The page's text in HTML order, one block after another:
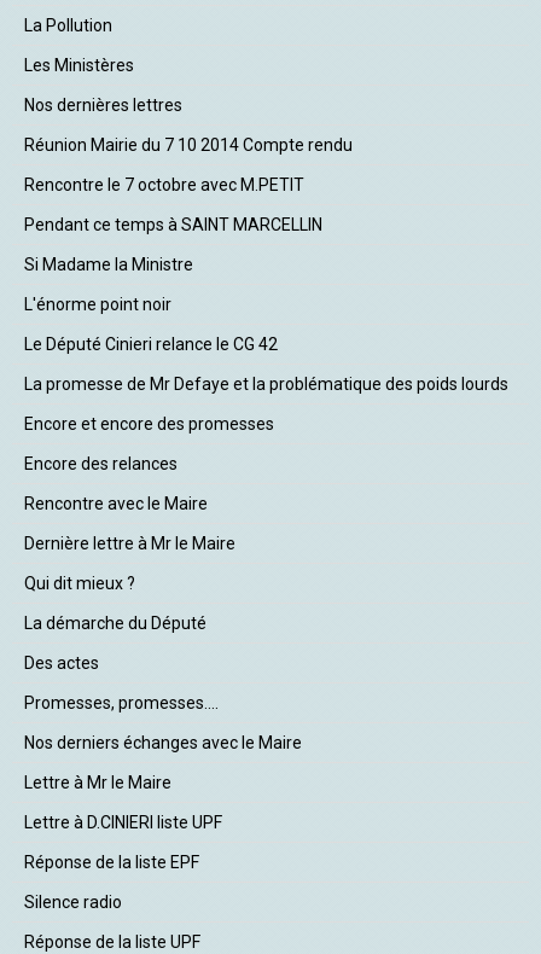
La Pollution
Les Ministères
Nos dernières lettres
Réunion Mairie du 7 10 2014 Compte rendu
Rencontre le 7 octobre avec M.PETIT
Pendant ce temps à SAINT MARCELLIN
Si Madame la Ministre
L'énorme point noir
Le Député Cinieri relance le CG 42
La promesse de Mr Defaye et la problématique des poids lourds
Encore et encore des promesses
Encore des relances
Rencontre avec le Maire
Dernière lettre à Mr le Maire
Qui dit mieux ?
La démarche du Député
Des actes
Promesses, promesses....
Nos derniers échanges avec le Maire
Lettre à Mr le Maire
Lettre à D.CINIERI liste UPF
Réponse de la liste EPF
Silence radio
Réponse de la liste UPF